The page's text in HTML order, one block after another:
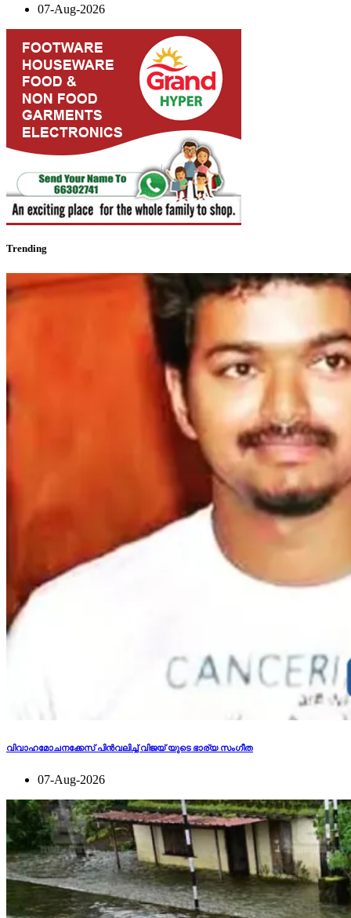
07-Aug-2026
Trending
വിവാഹമോചനക്കേസ് പിന്‍വലിച്ച് വിജയ് യുടെ ഭാര്യ സംഗീത
07-Aug-2026